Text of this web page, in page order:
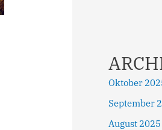
Oktober
September
August 2025